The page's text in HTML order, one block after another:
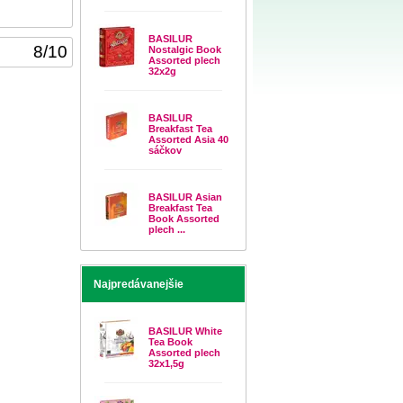
BASILUR
Nostalgic Book
Assorted plech
32x2g
BASILUR
Breakfast Tea
Assorted Asia 40
sáčkov
BASILUR Asian
Breakfast Tea
Book Assorted
plech ...
Najpredávanejšie
BASILUR White
Tea Book
Assorted plech
32x1,5g
8/10